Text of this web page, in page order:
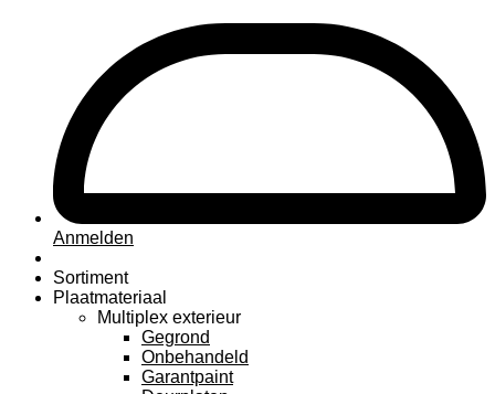
Anmelden
Sortiment
Plaatmateriaal
Multiplex exterieur
Gegrond
Onbehandeld
Garantpaint